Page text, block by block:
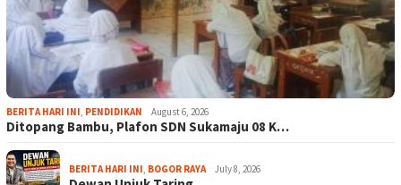
BERITA HARI INI, PENDIDIKAN August 6, 2026
Ditopang Bambu, Plafon SDN Sukamaju 08 K…
BERITA HARI INI, BOGOR RAYA July 8, 2026